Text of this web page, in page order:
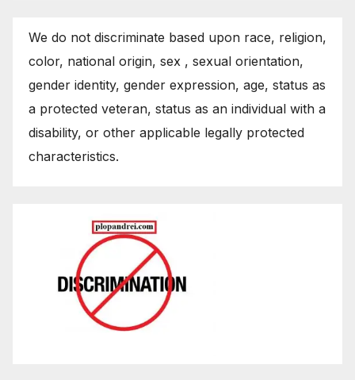
We do not discriminate based upon race, religion,
color, national origin, sex , sexual orientation,
gender identity, gender expression, age, status as
a protected veteran, status as an individual with a
disability, or other applicable legally protected
characteristics.